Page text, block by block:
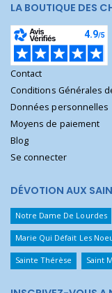
LA BOUTIQUE DES
Contact
Conditions Générales
Données personnelles
Moyens de paiement
Blog
Se connecter
DÉVOTION AUX
Notre Dame De Lourdes
Marie Qui Défait Les
Sainte Thérèse Saint